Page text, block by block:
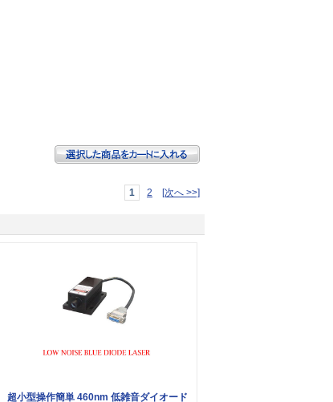
1 2 [次へ >>]
超小型操作簡単 460nm 低雑音ダイオード